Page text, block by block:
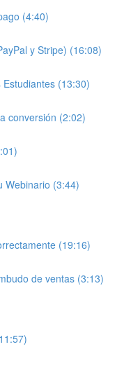
(4:40)
y Stripe) (16:08)
(13:30)
conversión (2:02)
Webinario (3:44)
(19:16)
de ventas (3:13)